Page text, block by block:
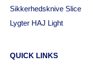
Sikkerhedsknive Slice
Lygter HAJ Light
QUICK LINKS